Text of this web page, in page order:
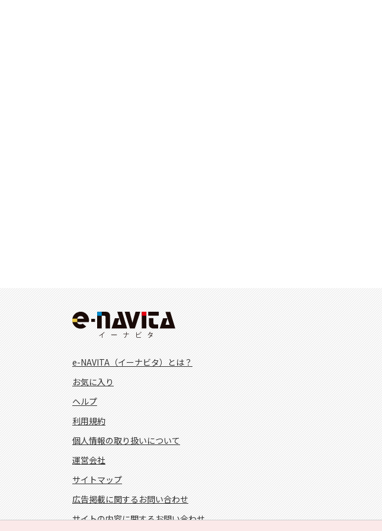
e-NAVITA（イーナビタ）とは？
お気に入り
ヘルプ
利用規約
個人情報の取り扱いについて
運営会社
サイトマップ
広告掲載に関するお問い合わせ
サイトの内容に関するお問い合わせ